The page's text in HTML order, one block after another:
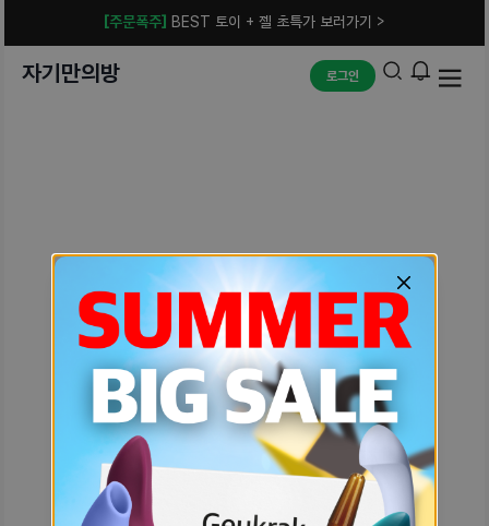
[주문폭주] BEST 토이 + 젤 초특가 보러가기 >
자기만의방 로그인
예상치 못한 에러입니다.